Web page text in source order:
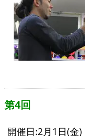
第4回
開催日:2月1日(金)